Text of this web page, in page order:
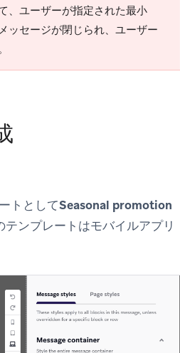
、ユーザーが指定された最小
ッセージが閉じられ、ユーザー
トとしてSeasonal promotion
テンプレートはモバイルアプリ